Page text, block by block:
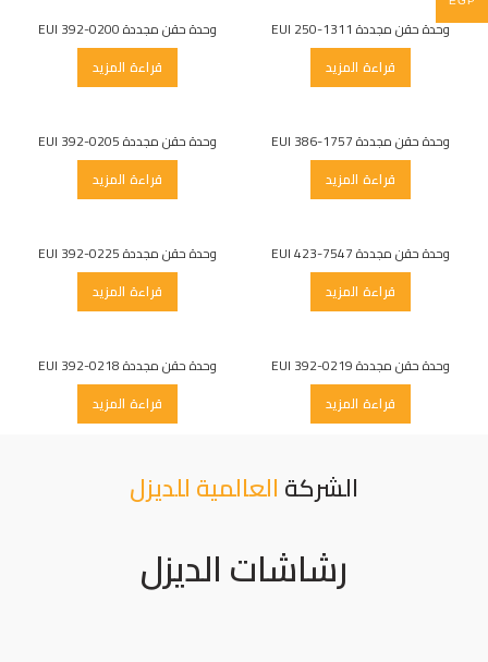
وحدة حقن مجددة EUI 250-1311
قراءة المزيد
وحدة حقن مجددة EUI 392-0200
قراءة المزيد
وحدة حقن مجددة EUI 386-1757
قراءة المزيد
وحدة حقن مجددة EUI 392-0205
قراءة المزيد
وحدة حقن مجددة EUI 423-7547
قراءة المزيد
وحدة حقن مجددة EUI 392-0225
قراءة المزيد
وحدة حقن مجددة EUI 392-0219
قراءة المزيد
وحدة حقن مجددة EUI 392-0218
قراءة المزيد
الشركةالعالمية للديزل
رشاشات الديزل